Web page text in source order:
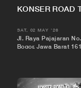
KONSER ROAD
SAT, 02 MAY '26
Jl. Raya Pajajaran
Bogor, Jawa Barat